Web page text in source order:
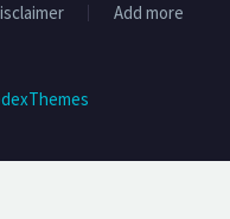
Add more